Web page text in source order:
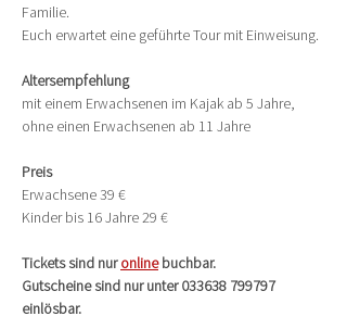
Familie.
Euch erwartet eine geführte Tour mit Einweisung.
Altersempfehlung
mit einem Erwachsenen im Kajak ab 5 Jahre,
ohne einen Erwachsenen ab 11 Jahre
Preis
Erwachsene 39 €
Kinder bis 16 Jahre 29 €
Tickets sind nur online buchbar.
Gutscheine sind nur unter 033638 799797
einlösbar.